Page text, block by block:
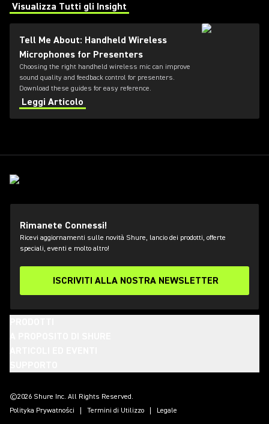
Visualizza Tutti gli Insight
(Opens in a new tab)
Tell Me About: Handheld Wireless
Microphones for Presenters
Choosing the right handheld wireless mic can improve
sound quality and feedback control for presenters.
Download these guides for easy reference.
Leggi Articolo
Rimanete Connessi!
Ricevi aggiornamenti sulle novità Shure, lancio dei prodotti, offerte
speciali, eventi e molto altro!
ISCRIVITI ALLA NOSTRA NEWSLETTER
©2026 Shure Inc. All Rights Reserved.
Polityka Prywatności
Termini di Utilizzo Legale